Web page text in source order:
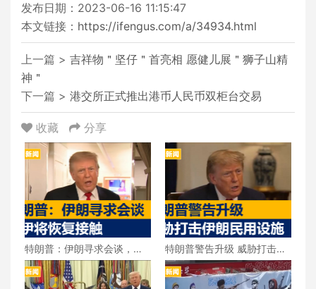
发布日期：2023-06-16 11:15:47
本文链接： https://ifengus.com/a/34934.html
上一篇 > 吉祥物＂坚仔＂首亮相 愿健儿展＂狮子山精
神＂
下一篇 > 港交所正式推出港币人民币双柜台交易
收藏 分享
特朗普：伊朗寻求会谈，美
伊将恢复接触
特朗普警告升级 威胁打击伊
朗民用设施